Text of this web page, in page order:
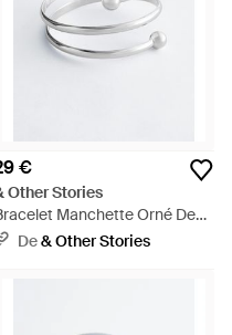
€
Other Stories
Manchette Orné De
- Blanc
De& Other Stories